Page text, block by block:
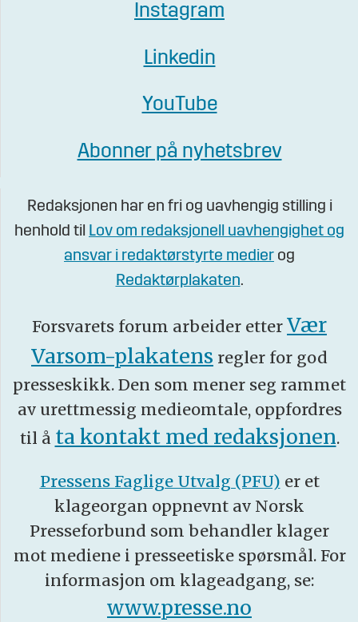
Instagram
Linkedin
YouTube
Abonner på nyhetsbrev
Redaksjonen har en fri og uavhengig stilling i
henhold til Lov om redaksjonell uavhengighet og
ansvar i redaktørstyrte medier og
Redaktørplakaten.
Forsvarets forum arbeider etter Vær
Varsom-plakatens regler for god
presseskikk. Den som mener seg rammet
av urettmessig medieomtale, oppfordres
til å ta kontakt med redaksjonen.
Pressens Faglige Utvalg (PFU) er et
klageorgan oppnevnt av Norsk
Presseforbund som behandler klager
mot mediene i presseetiske spørsmål. For
informasjon om klageadgang, se:
www.presse.no